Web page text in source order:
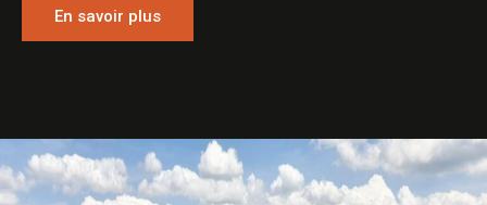
En savoir plus